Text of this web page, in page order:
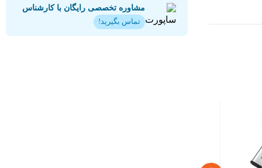
مشاوره تخصصی رایگان با کارشناس
تماس بگیرید!